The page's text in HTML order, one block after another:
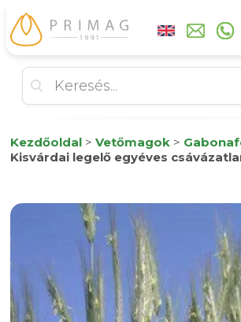
Kezdőoldal > Vetőmagok >
Kisvárdai legelő egyéves